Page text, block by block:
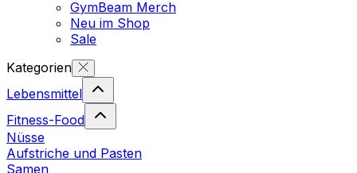
GymBeam Merch
Neu im Shop
Sale
Kategorien
Lebensmittel
Fitness-Food
Nüsse
Aufstriche und Pasten
Samen